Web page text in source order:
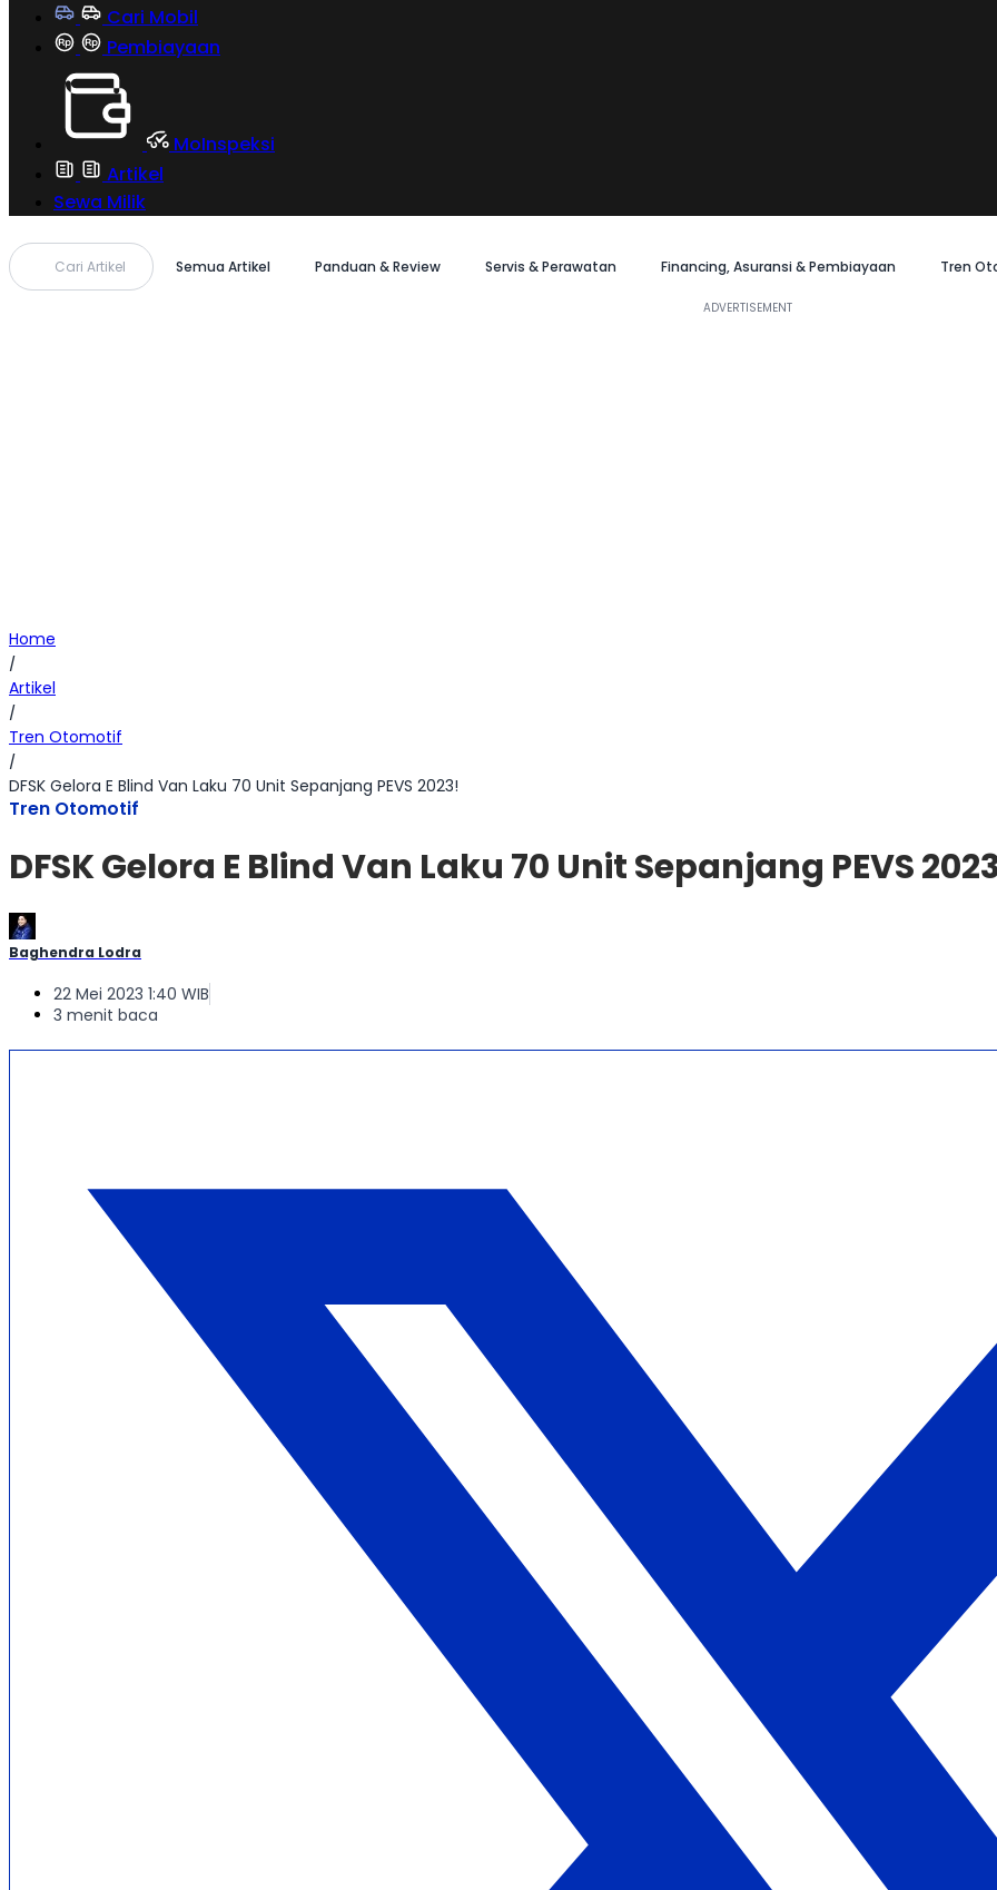
Cari Mobil
Pembiayaan
MoInspeksi
Artikel
Sewa Milik
Cari Artikel Semua Artikel Panduan & Review Servis & Perawatan Financing, Asuransi & Pembiayaan Tren
Home
/
Artikel
/
Tren Otomotif
/
DFSK Gelora E Blind Van Laku 70 Unit Sepanjang PEVS 2023!
Tren Otomotif
DFSK Gelora E Blind Van Laku 70 Unit Sepanjang PEVS
Baghendra Lodra
22 Mei 2023 1:40 WIB
3 menit baca